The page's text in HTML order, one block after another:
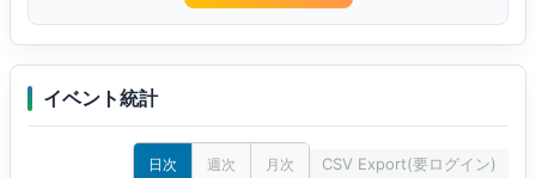
イベント統計
日次 週次 月次 CSV Export(要ログイン)